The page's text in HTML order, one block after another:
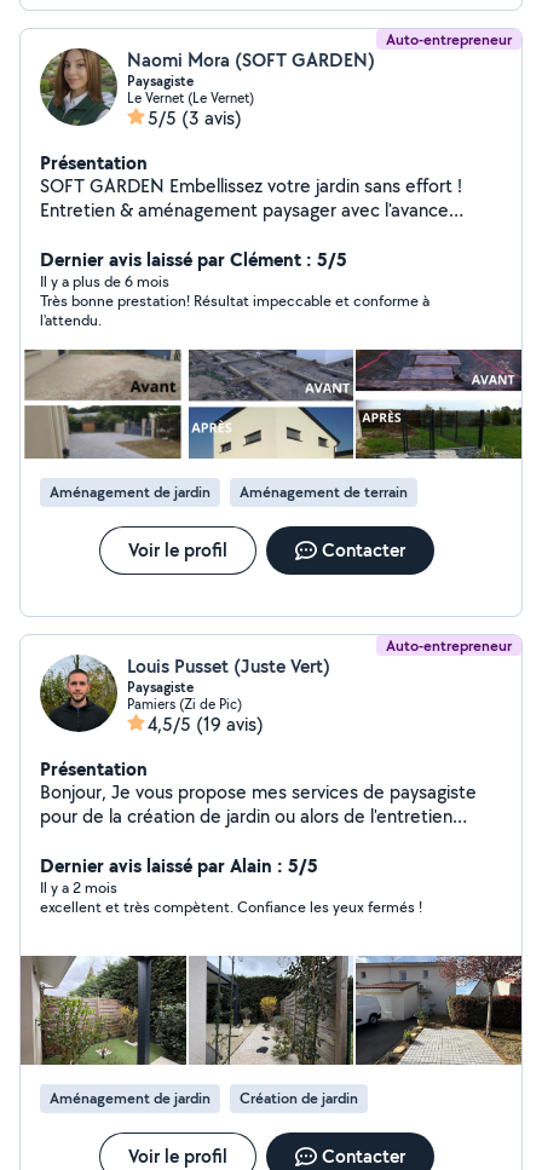
Auto-entrepreneur
Naomi Mora (SOFT GARDEN)
Paysagiste
Le Vernet (Le Vernet)
5/5 (3 avis)
Présentation
SOFT GARDEN Embellissez votre jardin sans effort !
Entretien & aménagement paysager avec l'avance
dès la facture.
Dernier avis laissé par Clément : 5/5
Il y a plus de 6 mois
Très bonne prestation! Résultat impeccable et conforme à
l'attendu.
Aménagement de jardin Aménagement de terrain
Voir le profil Contacter
Auto-entrepreneur
Louis Pusset (Juste Vert)
Paysagiste
Pamiers (Zi de Pic)
4,5/5 (19 avis)
Présentation
Bonjour, Je vous propose mes services de paysagiste
pour de la création de jardin ou alors de l'entretien
équipé de matériel professionnel et je me charge bien
évidemment d'évacuer tous les déchets verts. Vous
pouvez bénéficier de 50% de crédit d'impôts avec
une demande privé. Mon abonnement pour répondre
ne comprend que 50km autour de moi en périmètre et
seulement les catégories de jardinage et paysagisme.
Je ne pourrais malheureusement pas vous répondre.. si
cela ne rentre pas dans ces critères car l'application me
bloque .. Belle journée. Cordialement, Louis PUSSET
Dernier avis laissé par Alain : 5/5
Il y a 2 mois
excellent et très compètent. Confiance les yeux fermés !
Aménagement de jardin Création de jardin
Voir le profil Contacter